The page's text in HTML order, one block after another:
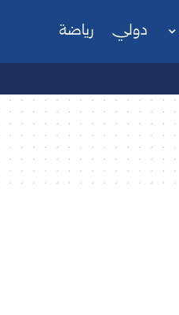
دولي رياضة